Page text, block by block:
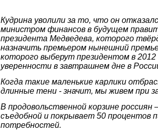
Кудрина уволили за то, что он
министром финансов в будущем
президента Медведева, которого
назначить премьером нынешний
которого выберут президентом в 2012
уверенности в завтрашнем дне в
Когда такие маленькие карлики
длинные тени - значит, мы живем при
В продовольственной корзине россиян
съедобной и покрывает 50 процентов
потребностей.